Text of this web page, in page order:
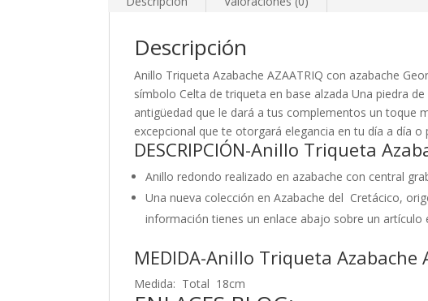
Descripción
Anillo Triqueta Azabache AZAATRIQ con azabache
símbolo Celta de triqueta en base alzada Una piedra
antigüedad que le dará a tus complementos un toque
excepcional que te otorgará elegancia en tu día a día o
DESCRIPCIÓN-Anillo Triqueta
Anillo redondo realizado en azabache con central
Una nueva colección en Azabache del Cretácico,
información tienes un enlace abajo sobre un
MEDIDA-Anillo Triqueta Azabache
Medida: Total 18cm